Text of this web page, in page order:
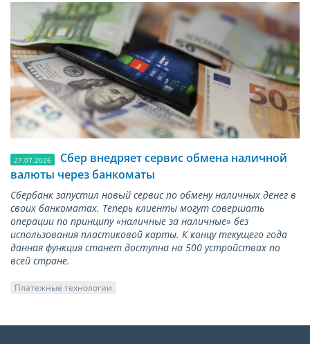
27.07.2026
Сбер внедряет сервис обмена наличной
валюты через банкоматы
Сбербанк запустил новый сервис по обмену наличных денег в
своих банкоматах. Теперь клиенты могут совершать
операции по принципу «наличные за наличные» без
использования пластиковой карты. К концу текущего года
данная функция станет доступна на 500 устройствах по
всей стране.
Платежные технологии